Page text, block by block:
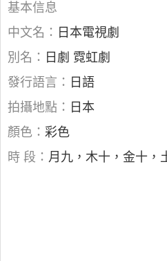
基本信息
中文名： 日本電視劇
別名： 日劇 霓虹劇
發行語言： 日語
拍攝地點： 日本
顏色： 彩色
時 段： 月九，木十，金十，